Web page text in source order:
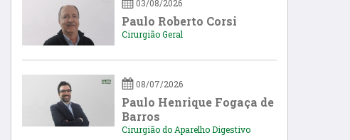
03/08/2026
Paulo Roberto Corsi
Cirurgião Geral
08/07/2026
Paulo Henrique Fogaça de
Barros
Cirurgião do Aparelho Digestivo